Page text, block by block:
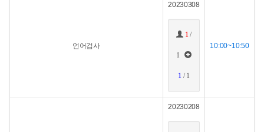
언어검사
20230308
1 /
1
1 / 1
10:00~10:50
20230208